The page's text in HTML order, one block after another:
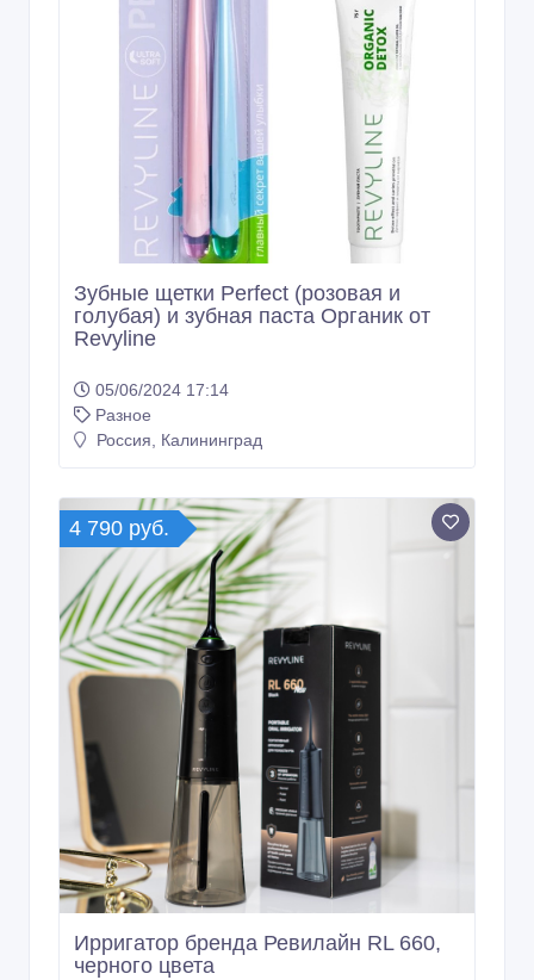
Зубные щетки Perfect (розовая и
голубая) и зубная паста Органик от
Revyline
05/06/2024 17:14
Разное
Россия, Калининград
4 790 руб.
Ирригатор бренда Ревилайн RL 660,
черного цвета